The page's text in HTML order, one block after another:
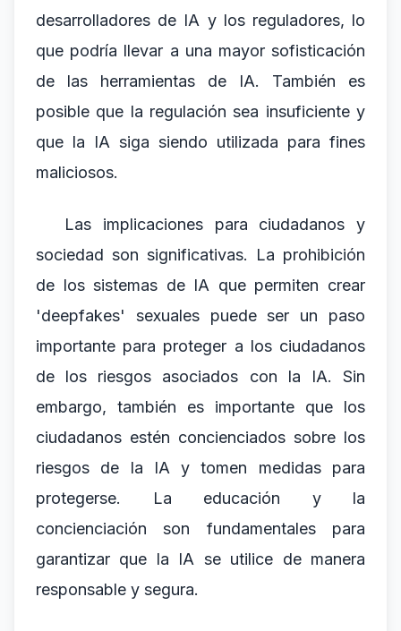
desarrolladores de IA y los reguladores, lo
que podría llevar a una mayor sofisticación
de las herramientas de IA. También es
posible que la regulación sea insuficiente y
que la IA siga siendo utilizada para fines
maliciosos.
Las implicaciones para ciudadanos y
sociedad son significativas. La prohibición
de los sistemas de IA que permiten crear
'deepfakes' sexuales puede ser un paso
importante para proteger a los ciudadanos
de los riesgos asociados con la IA. Sin
embargo, también es importante que los
ciudadanos estén concienciados sobre los
riesgos de la IA y tomen medidas para
protegerse. La educación y la
concienciación son fundamentales para
garantizar que la IA se utilice de manera
responsable y segura.